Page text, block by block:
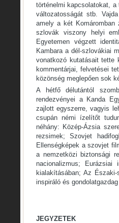
történelmi kapcsolatokat,
változatosságát stb.
amely a két Komáromban
szlovák viszony helyi
Egyetemen végzett
Kambara a dél-szlovákiai
vonatkozó kutatásait tette
kommentárjai, felvetései
közönség meglepően sok
A hétfő délutántól
rendezvényei a Kanda
zajlott egyszerre, vagyis
csupán némi ízelítőt
néhány: Közép-Ázsia
rezsimek; Szovjet
Ellenségképek a szovjet
a nemzetközi biztonsági
nacionalizmus; Eurázsiai
kialakításában; Az
inspiráló és
JEGYZETEK